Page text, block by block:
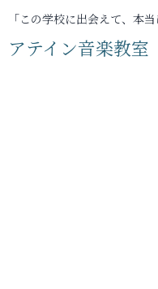
「この学校に出会えて、本当
アテイン音楽教室